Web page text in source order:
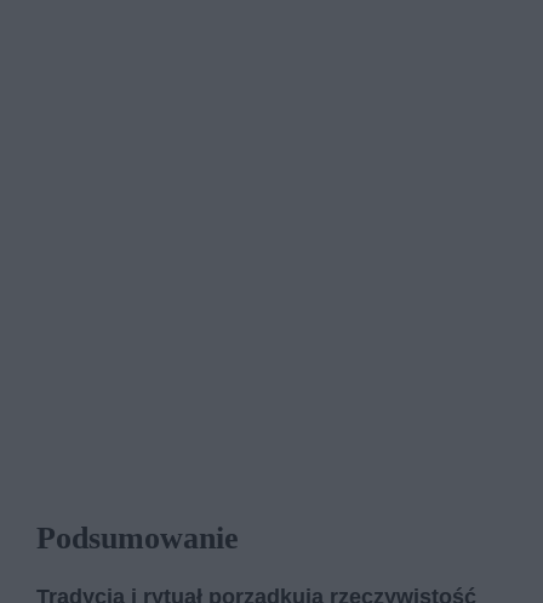
Podsumowanie
Tradycja i rytuał porządkują rzeczywistość